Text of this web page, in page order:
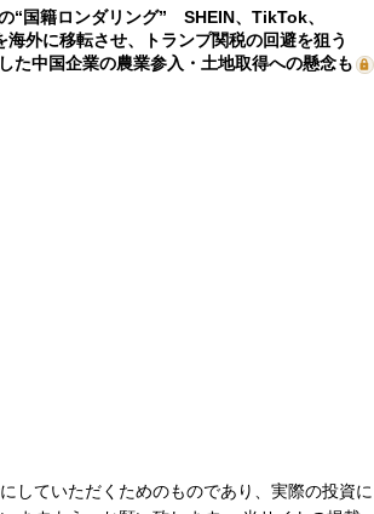
“国籍ロンダリング” SHEIN、TikTok、
外に移転させ、トランプ関税の回避を狙う
た中国企業の農業参入・土地取得への懸念も
していただくためのものであり、実際の投資に